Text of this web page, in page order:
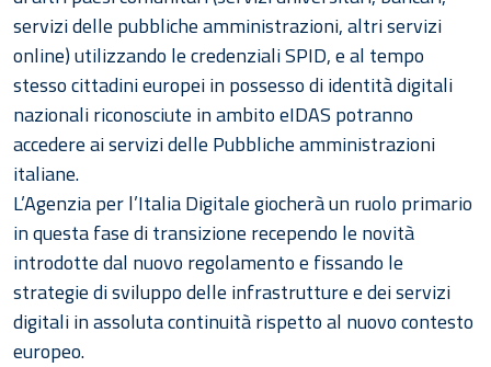
servizi delle pubbliche amministrazioni, altri servizi
online) utilizzando le credenziali SPID, e al tempo
stesso cittadini europei in possesso di identità digitali
nazionali riconosciute in ambito eIDAS potranno
accedere ai servizi delle Pubbliche amministrazioni
italiane.
L’Agenzia per l’Italia Digitale giocherà un ruolo primario
in questa fase di transizione recependo le novità
introdotte dal nuovo regolamento e fissando le
strategie di sviluppo delle infrastrutture e dei servizi
digitali in assoluta continuità rispetto al nuovo contesto
europeo.